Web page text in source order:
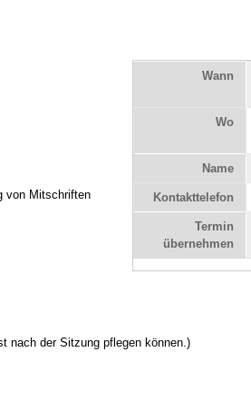
Wann
Wo
Name
Kontakttelefon
Termin
übernehmen
von Mitschriften
nach der Sitzung pflegen können.)